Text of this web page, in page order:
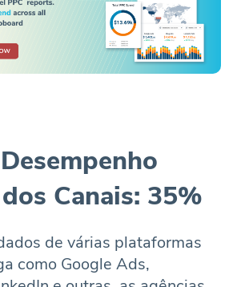
Canais: 35%
de várias plataformas
como Google Ads,